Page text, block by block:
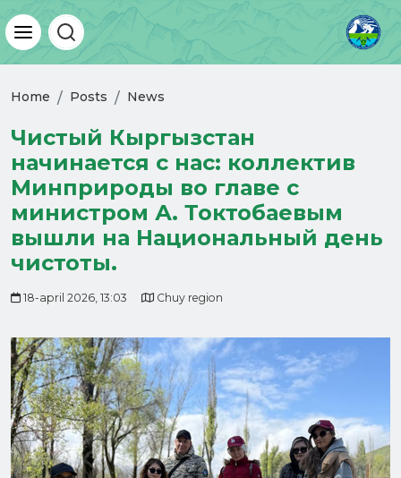
Home Posts News
Чистый Кыргызстан
начинается с нас: коллектив
Минприроды во главе с
министром А. Токтобаевым
вышли на Национальный день
чистоты.
18-april 2026, 13:03 Chuy region